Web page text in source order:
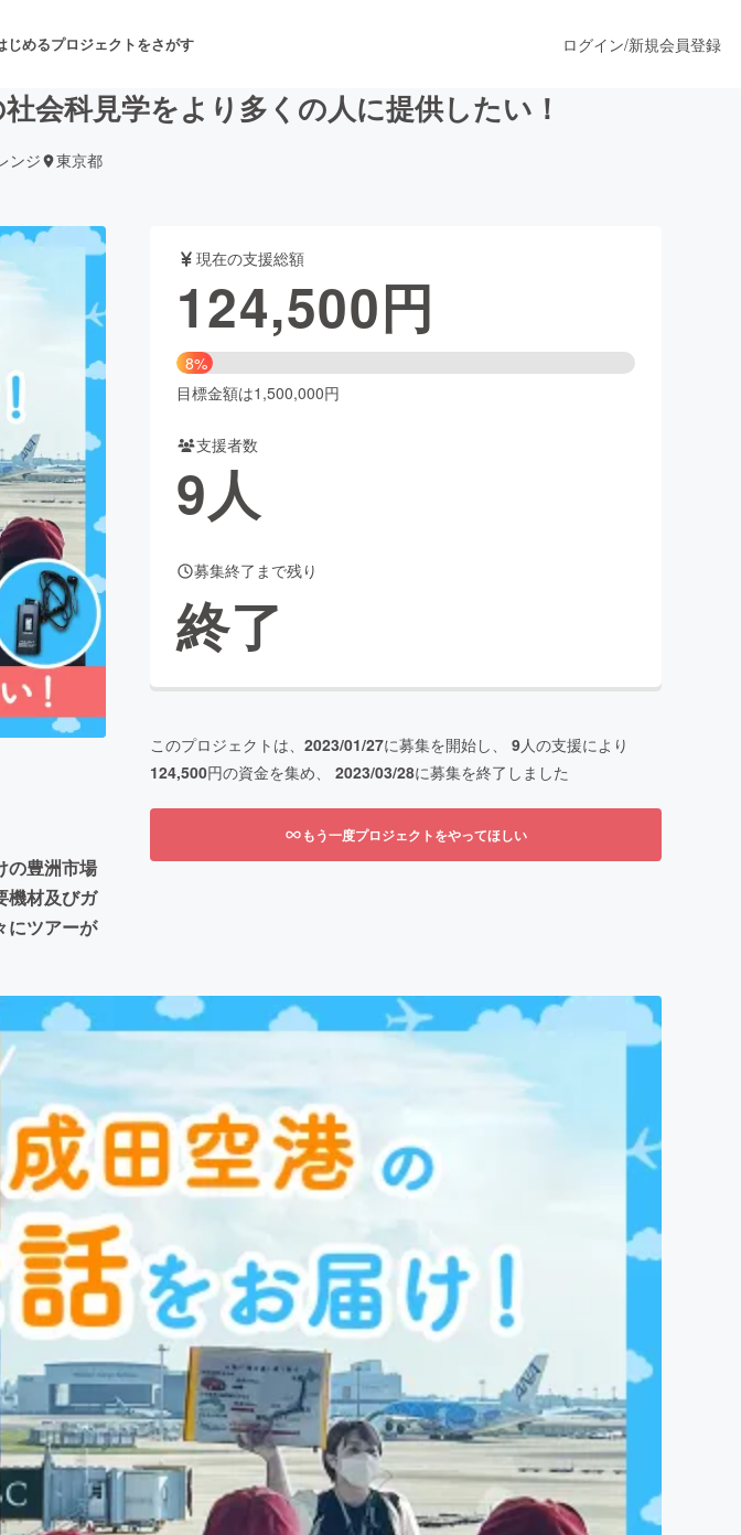
じめるプロジェクトをさがす
舞台・パフォーマンス
フード・飲食店 ファッション
ビューティー・ヘルスケア
CAMPFIRE Creation
machi-yaコミュニティ
ログイン/新規会員登録
会科見学をより多くの人に提供したい！
ンジ 東京都
の豊洲市場
機材及びガ
にツアーが
現在の支援総額
124,500円
8%
目標金額は1,500,000円
支援者数
9人
募集終了まで残り
終了
このプロジェクトは、 2023/01/27に募集を開始し、 9人の支援により
124,500円の資金を集め、 2023/03/28に募集を終了しました
もう一度プロジェクトをやってほしい